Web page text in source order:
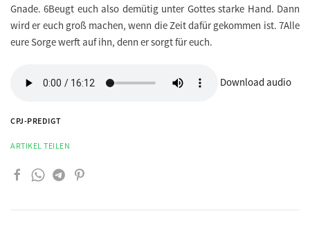
Gnade. 6Beugt euch also demütig unter Gottes starke Hand. Dann
wird er euch groß machen, wenn die Zeit dafür gekommen ist. 7Alle
eure Sorge werft auf ihn, denn er sorgt für euch.
Download audio
CPJ-PREDIGT
ARTIKEL TEILEN